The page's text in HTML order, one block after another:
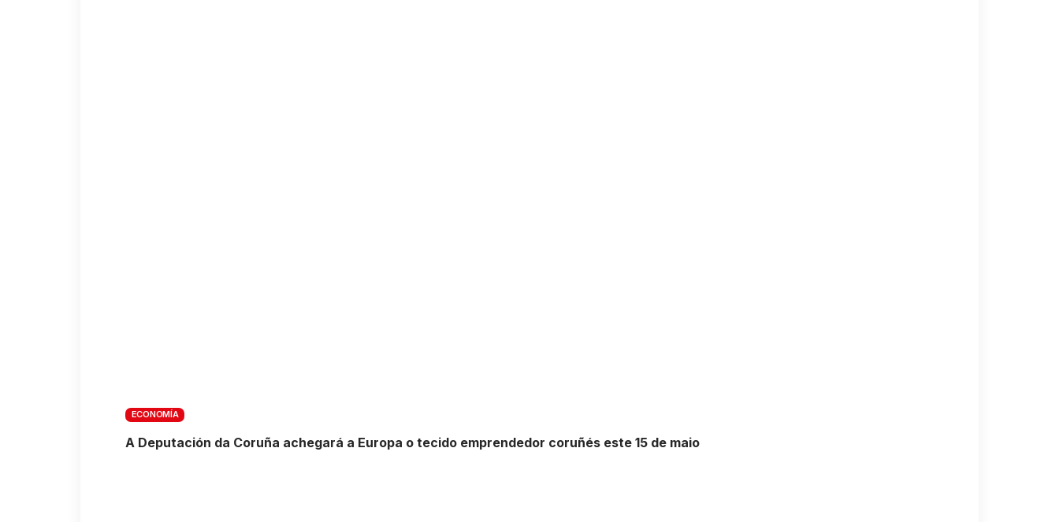
ECONOMÍA
A Deputación da Coruña achegará a Europa o tecido emprendedor coruñés este 15 de maio